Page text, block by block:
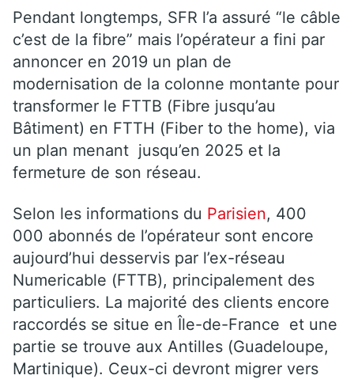
Pendant longtemps, SFR l’a assuré “le câble
c’est de la fibre” mais l’opérateur a fini par
annoncer en 2019 un plan de
modernisation de la colonne montante pour
transformer le FTTB (Fibre jusqu’au
Bâtiment) en FTTH (Fiber to the home), via
un plan menant jusqu’en 2025 et la
fermeture de son réseau.
Selon les informations du Parisien, 400
000 abonnés de l’opérateur sont encore
aujourd’hui desservis par l’ex-réseau
Numericable (FTTB), principalement des
particuliers. La majorité des clients encore
raccordés se situe en Île-de-France et une
partie se trouve aux Antilles (Guadeloupe,
Martinique). Ceux-ci devront migrer vers